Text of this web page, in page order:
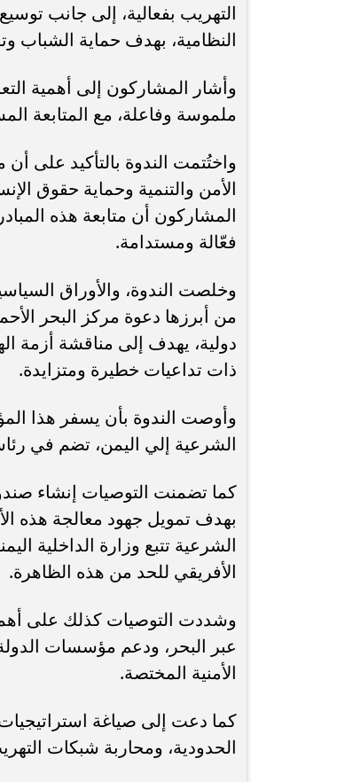
التهريب بفعالية، إلى جانب
النظامية، بهدف حماية الشباب
وأشار المشاركون إلى أهمية
ملموسة وفاعلة، مع المتابعة
واختُتمت الندوة بالتأكيد على
الأمن والتنمية وحماية حقوق
المشاركون أن متابعة هذه
فعّالة ومستدامة.
وخلصت الندوة، والأوراق
من أبرزها دعوة مركز البحر
دولية، يهدف إلى مناقشة أزمة
ذات تداعيات خطيرة ومتزايدة.
وأوصت الندوة بأن يسفر هذا
الشرعية إلي اليمن، تضم في
كما تضمنت التوصيات إنشاء
بهدف تمويل جهود معالجة هذه
الشرعية تتبع وزارة الداخلية
الأفريقي للحد من هذه الظاهرة.
وشددت التوصيات كذلك على
عبر البحر، ودعم مؤسسات
الأمنية المختصة.
كما دعت إلى صياغة
الحدودية، ومحاربة شبكات